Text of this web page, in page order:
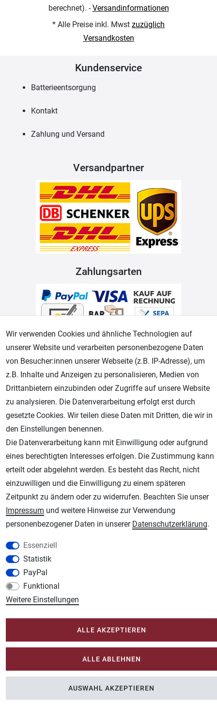
berechnet). -Versandinformationen
* Alle Preise inkl. Mwst zuzüglich
Versandkosten
Kundenservice
Batterieentsorgung
Kontakt
Zahlung und Versand
Versandpartner
Zahlungsarten
Geprüfter Shop
AGB Widerrufsrecht Datenschutz Impressum
Unsere weiteren Shops:
Schmincke-City.de
Schmincke Künstlerfarben das Gesamtsortiment
Plotter-City.com
Schneideplotter, Transferpressen, Siebdruck und Plotterfolien
Modellbau-City.com
Military + Tabletop Plastikmodelle und Modellbau Farben - Bringen Sie Farbe ins
Wir verwenden Cookies und ähnliche Technologien auf
unserer Website und verarbeiten personenbezogene Daten
von Besucher:innen unserer Webseite (z.B. IP-Adresse), um
z.B. Inhalte und Anzeigen zu personalisieren, Medien von
Drittanbietern einzubinden oder Zugriffe auf unsere Website
zu analysieren. Die Datenverarbeitung erfolgt erst durch
gesetzte Cookies. Wir teilen diese Daten mit Dritten, die wir in
den Einstellungen benennen.
Die Datenverarbeitung kann mit Einwilligung oder aufgrund
eines berechtigten Interesses erfolgen. Die Zustimmung kann
erteilt oder abgelehnt werden. Es besteht das Recht, nicht
einzuwilligen und die Einwilligung zu einem späteren
Zeitpunkt zu ändern oder zu widerrufen. Beachten Sie unser
Impressum und weitere Hinweise zur Verwendung
personenbezogener Daten in unserer Daten­schutz­erklärung.
Essenziell
Statistik
PayPal
Funktional
Weitere Einstellungen
ALLE AKZEPTIEREN
ALLE ABLEHNEN
AUSWAHL AKZEPTIEREN